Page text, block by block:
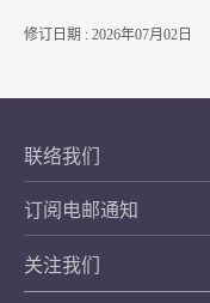
修订日期 : 2026年07月02日
联络我们
订阅电邮通知
关注我们